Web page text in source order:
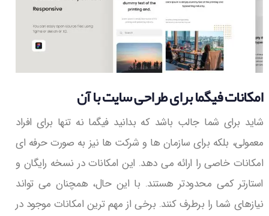
امکانات فیگما برای طراحی سایت با آن
شاید برای شما جالب باشد که بدانید فیگما نه تنها برای افراد
معمولی، بلکه برای سازمان ها و شرکت ها نیز به صورت حرفه ای
امکانات خاصی را ارائه می دهد. این امکانات در نسخه رایگان و
استارتر کمی محدودتر هستند. با این حال، همچنان می تواند
نیازهای شما را برطرف کنند. برخی از مهم ترین امکانات موجود در